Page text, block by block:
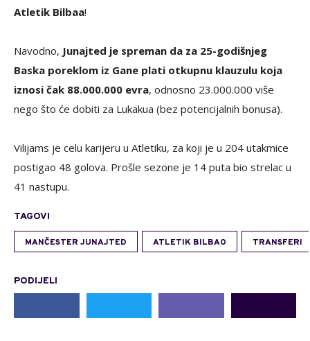
Atletik Bilbaa!
Navodno, Junajted je spreman da za 25-godišnjeg
Baska poreklom iz Gane plati otkupnu klauzulu koja
iznosi čak 88.000.000 evra, odnosno 23.000.000 više
nego što će dobiti za Lukakua (bez potencijalnih bonusa).
Vilijams je celu karijeru u Atletiku, za koji je u 204 utakmice
postigao 48 golova. Prošle sezone je 14 puta bio strelac u
41 nastupu.
TAGOVI
MANČESTER JUNAJTED ATLETIK BILBAO TRANSFERI
PODIJELI